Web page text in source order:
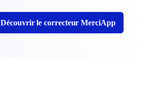
Découvrir le correcteur MerciApp